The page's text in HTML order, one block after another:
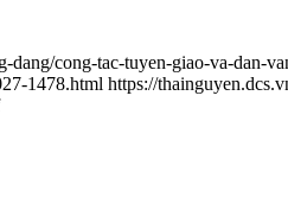
dang/cong-tac-tuyen-giao-va-dan-
1478.html https://